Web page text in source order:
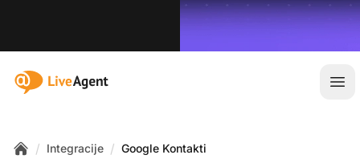
:site.title
/ Integracije / Google Kontakti